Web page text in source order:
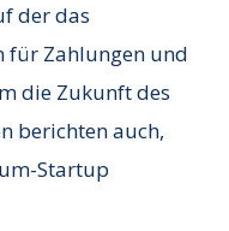
der das
für Zahlungen und
die Zukunft des
berichten auch,
Startup